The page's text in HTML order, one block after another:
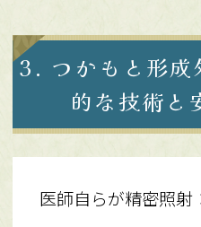
3. つかもと形成
的な技術と
医師自らが精密照射